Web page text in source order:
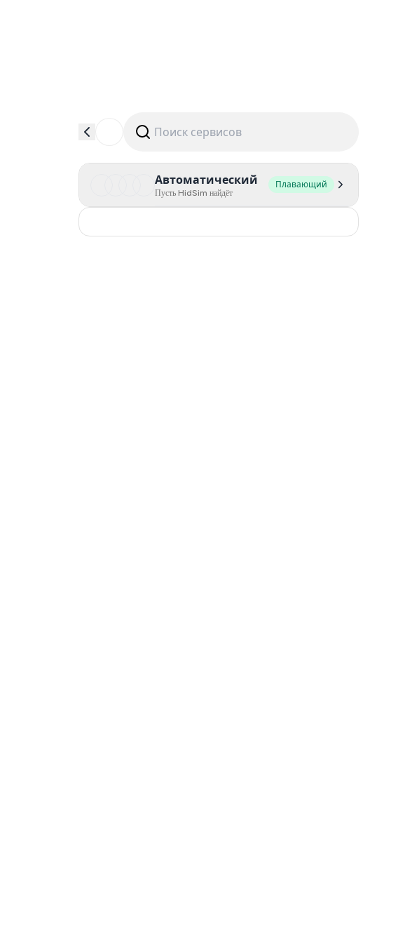
Автоматический
Пусть HidSim найдёт
Плавающий